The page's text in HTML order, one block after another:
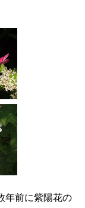
年前に紫陽花の